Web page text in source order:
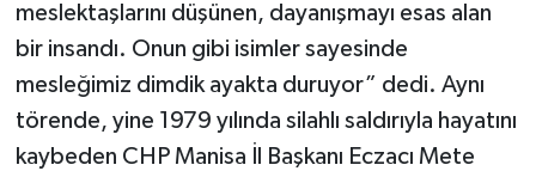
meslektaşlarını düşünen, dayanışmayı esas alan
bir insandı. Onun gibi isimler sayesinde
mesleğimiz dimdik ayakta duruyor” dedi. Aynı
törende, yine 1979 yılında silahlı saldırıyla hayatını
kaybeden CHP Manisa İl Başkanı Eczacı Mete